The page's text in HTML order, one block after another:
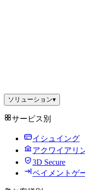
ソリューション▾
サービス別
イシュイング
アクワイアリ
3D Secure
ペイメントゲ